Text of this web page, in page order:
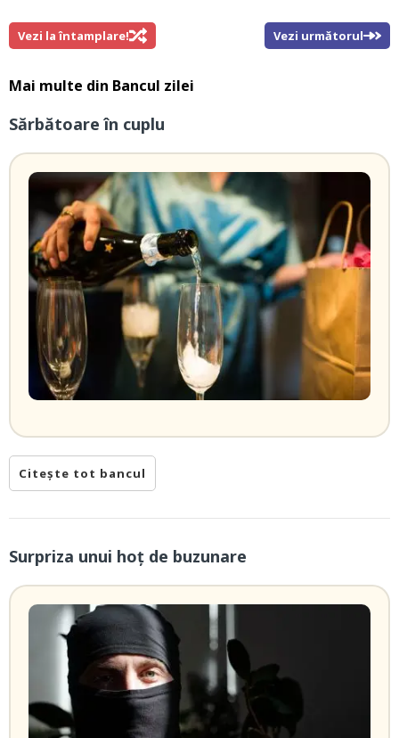
Vezi la întamplare! Vezi următorul
Mai multe din Bancul zilei
Sărbătoare în cuplu
Citește tot bancul
Surpriza unui hoţ de buzunare